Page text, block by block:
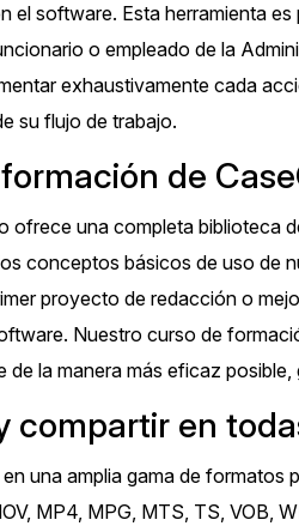
el software. Esta herramienta
o empleado de la
exhaustivamente cada
su flujo de trabajo.
de
ofrece una completa biblioteca
conceptos básicos de uso de
proyecto de redacción o
Nuestro curso de
de la manera más eficaz
compartir en
una amplia gama de
MP4, MPG, MTS, TS, VOB,